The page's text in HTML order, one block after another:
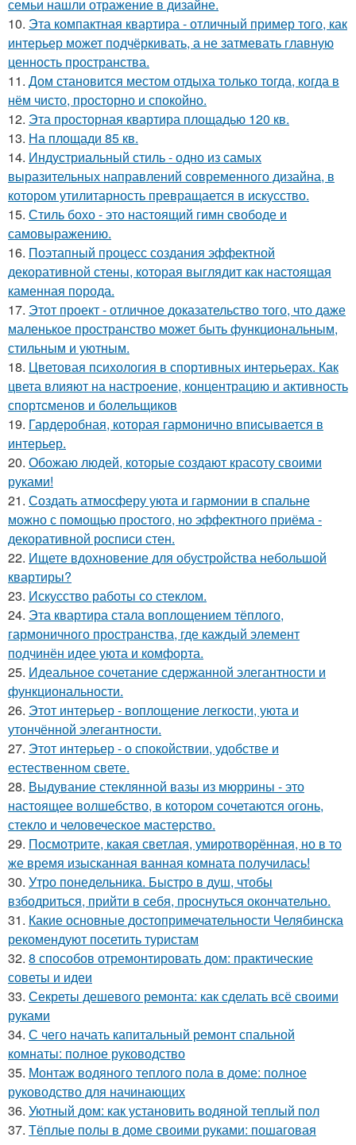
семьи нашли отражение в дизайне.
10. Эта компактная квартира - отличный пример того, как
интерьер может подчёркивать, а не затмевать главную
ценность пространства.
11. Дом становится местом отдыха только тогда, когда в
нём чисто, просторно и спокойно.
12. Эта просторная квартира площадью 120 кв.
13. На площади 85 кв.
14. Индустриальный стиль - одно из самых
выразительных направлений современного дизайна, в
котором утилитарность превращается в искусство.
15. Стиль бохо - это настоящий гимн свободе и
самовыражению.
16. Поэтапный процесс создания эффектной
декоративной стены, которая выглядит как настоящая
каменная порода.
17. Этот проект - отличное доказательство того, что даже
маленькое пространство может быть функциональным,
стильным и уютным.
18. Цветовая психология в спортивных интерьерах. Как
цвета влияют на настроение, концентрацию и активность
спортсменов и болельщиков
19. Гардеробная, которая гармонично вписывается в
интерьер.
20. Обожаю людей, которые создают красоту своими
руками!
21. Создать атмосферу уюта и гармонии в спальне
можно с помощью простого, но эффектного приёма -
декоративной росписи стен.
22. Ищете вдохновение для обустройства небольшой
квартиры?
23. Искусство работы со стеклом.
24. Эта квартира стала воплощением тёплого,
гармоничного пространства, где каждый элемент
подчинён идее уюта и комфорта.
25. Идеальное сочетание сдержанной элегантности и
функциональности.
26. Этот интерьер - воплощение легкости, уюта и
утончённой элегантности.
27. Этот интерьер - о спокойствии, удобстве и
естественном свете.
28. Выдувание стеклянной вазы из мюррины - это
настоящее волшебство, в котором сочетаются огонь,
стекло и человеческое мастерство.
29. Посмотрите, какая светлая, умиротворённая, но в то
же время изысканная ванная комната получилась!
30. Утро понедельника. Быстро в душ, чтобы
взбодриться, прийти в себя, проснуться окончательно.
31. Какие основные достопримечательности Челябинска
рекомендуют посетить туристам
32. 8 способов отремонтировать дом: практические
советы и идеи
33. Секреты дешевого ремонта: как сделать всё своими
руками
34. С чего начать капитальный ремонт спальной
комнаты: полное руководство
35. Монтаж водяного теплого пола в доме: полное
руководство для начинающих
36. Уютный дом: как установить водяной теплый пол
37. Тёплые полы в доме своими руками: пошаговая